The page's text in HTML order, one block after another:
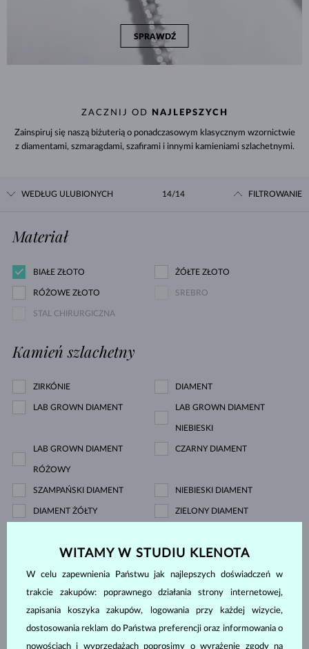
SPRAWDŹ
ZACZNIJ OD NAJLEPSZYCH
Zainspiruj się naszą biżuterią o ponadczasowym klasycznym wzornictwie
z diamentami, szmaragdami, szafirami i innymi kamieniami szlachetnymi.
WEDŁUG ULUBIONYCH 14/14 FILTROWANIE
Materiał
BIAŁE ZŁOTO ŻÓŁTE ZŁOTO
RÓŻOWE ZŁOTO SREBRO
STAL CHIRURGICZNA
Kamień szlachetny
ZIRKÓNIE DIAMENT
LAB GROWN DIAMENT LAB GROWN DIAMENT
NIEBIESKI
LAB GROWN DIAMENT
RÓŻOWY
CZARNY DIAMENT
SZAMPAŃSKI DIAMENT NIEBIESKI DIAMENT
DIAMENT ŻÓŁTY ZIELONY DIAMENT
ŻÓŁTY SZAFIR SZMARAGD
RUBIN PERŁA
AKWAMARYN FIOLETOWY AMETYST
ZIELONY AMETYST CYTRYN
KORAL
WITAMY W STUDIU KLENOTA
W celu zapewnienia Państwu jak najlepszych doświadczeń w
trakcie zakupów: poprawnego działania strony internetowej,
zapisania koszyka zakupów, logowania przy każdej wizycie,
dostosowania reklam do Państwa preferencji oraz informowania o
nowościach i wyprzedażach poprosimy o wyrażenie zgody na